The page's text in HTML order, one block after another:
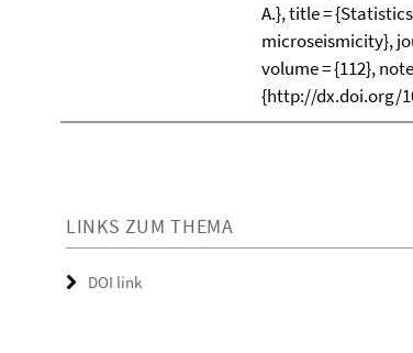
A.}, title =
microseismicity},
volume = {112},
{http://dx.doi.org/
LINKS ZUM THEMA
DOI link